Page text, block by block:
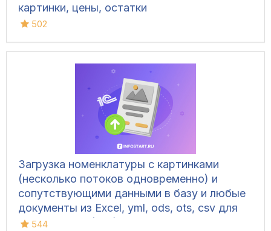
картинки, цены, остатки
502
Загрузка номенклатуры c картинками
(несколько потоков одновременно) и
сопутствующими данными в базу и любые
документы из Excel, yml, ods, ots, csv для
УТ 10.3, УТ 11 (все), БП 3, КА 2, ERP 2, УНФ
544